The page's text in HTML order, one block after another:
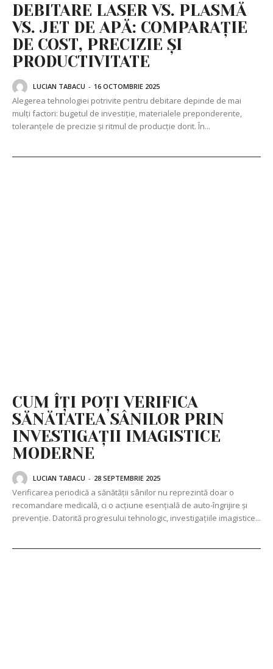
DEBITARE LASER VS. PLASMĂ
VS. JET DE APĂ: COMPARAȚIE
DE COST, PRECIZIE ȘI
PRODUCTIVITATE
LUCIAN TABACU - 16 OCTOMBRIE 2025
Alegerea tehnologiei potrivite pentru debitare depinde de mai
mulți factori: bugetul de investiție, materialele preponderente,
toleranțele de precizie și ritmul de producție dorit. În...
CUM ÎȚI POȚI VERIFICA
SĂNĂTATEA SÂNILOR PRIN
INVESTIGAȚII IMAGISTICE
MODERNE
LUCIAN TABACU - 28 SEPTEMBRIE 2025
Verificarea periodică a sănătății sânilor nu reprezintă doar o
recomandare medicală, ci o acțiune esențială de auto-îngrijire și
prevenție. Datorită progresului tehnologic, investigațiile imagistice...